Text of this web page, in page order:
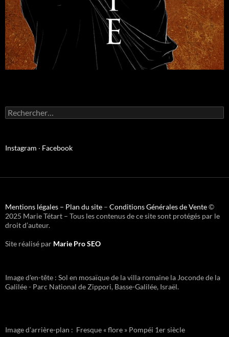
Instagram · Facebook
Mentions légales – Plan du site – Conditions Générales de Vente©
2025 Marie Tétart – Tous les contenus de ce site sont protégés par le
droit d’auteur.
Site réalisé par Marie Pro SEO
Image d'en-tête : Sol en mosaïque de la villa romaine la Joconde de la
Galilée - Parc National de Zippori, Basse-Galilée, Israël.
Image d'arrière-plan : Fresque « flore » Pompéi 1er siècle